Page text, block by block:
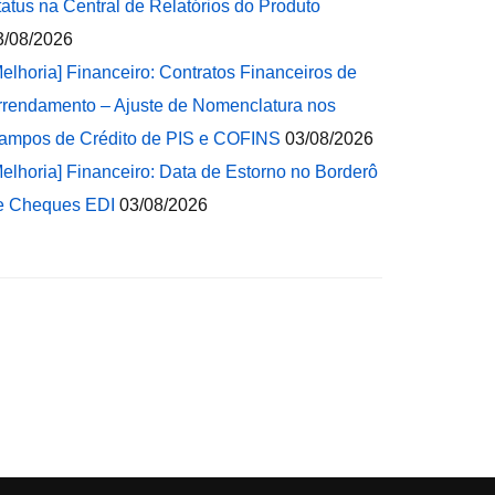
na Central de Relatórios do Produto
08/2026
Financeiro: Contratos Financeiros de
– Ajuste de Nomenclatura nos
de Crédito de PIS e COFINS 03/08/2026
Financeiro: Data de Estorno no Borderô
Cheques EDI 03/08/2026